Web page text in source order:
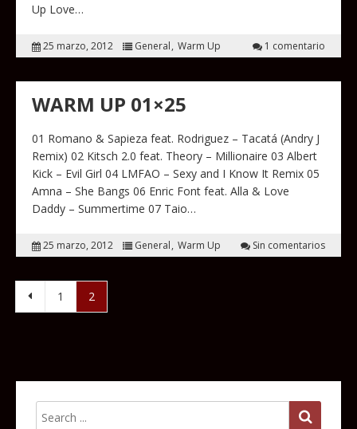
Up Love…
25 marzo, 2012 General Warm Up 1 comentario
WARM UP 01×25
01 Romano & Sapieza feat. Rodriguez – Tacatá (Andry J
Remix) 02 Kitsch 2.0 feat. Theory – Millionaire 03 Albert
Kick – Evil Girl 04 LMFAO – Sexy and I Know It Remix 05
Amna – She Bangs 06 Enric Font feat. Alla & Love
Daddy – Summertime 07 Taio…
25 marzo, 2012 General Warm Up Sin comentarios
Paginación de entradas
1 2